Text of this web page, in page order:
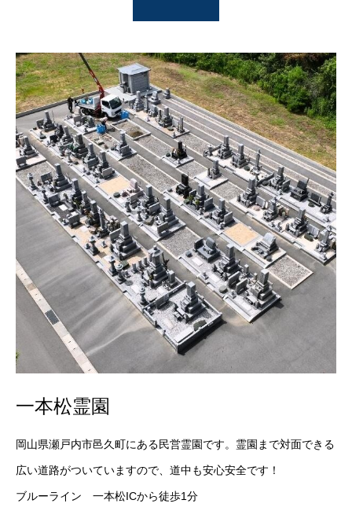
一本松霊園
岡山県瀬戸内市邑久町にある民営霊園です。霊園まで対面できる
広い道路がついていますので、道中も安心安全です！
ブルーライン 一本松ICから徒歩1分